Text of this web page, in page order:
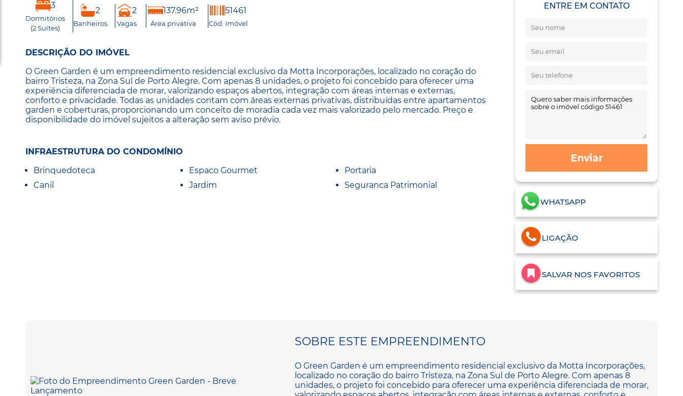
3
Dormitórios
(2 Suítes)
2
Banheiros
2
Vagas
137.96m²
Área privativa
51461
Cód. Imóvel
DESCRIÇÃO DO IMÓVEL
O Green Garden é um empreendimento residencial exclusivo da Motta Incorporações, localizado no coração do
bairro Tristeza, na Zona Sul de Porto Alegre. Com apenas 8 unidades, o projeto foi concebido para oferecer uma
experiência diferenciada de morar, valorizando espaços abertos, integração com áreas internas e externas,
conforto e privacidade. Todas as unidades contam com áreas externas privativas, distribuídas entre apartamentos
garden e coberturas, proporcionando um conceito de moradia cada vez mais valorizado pelo mercado. Preço e
disponibilidade do imóvel sujeitos a alteração sem aviso prévio.
INFRAESTRUTURA DO CONDOMÍNIO
Brinquedoteca
Canil
Espaco Gourmet
Jardim
Portaria
Seguranca Patrimonial
ENTRE EM CONTATO
Enviar
WHATSAPP
LIGAÇÃO
SALVAR NOS FAVORITOS
SOBRE ESTE EMPREENDIMENTO
O Green Garden é um empreendimento residencial exclusivo da Motta Incorporações,
localizado no coração do bairro Tristeza, na Zona Sul de Porto Alegre. Com apenas 8
unidades, o projeto foi concebido para oferecer uma experiência diferenciada de morar,